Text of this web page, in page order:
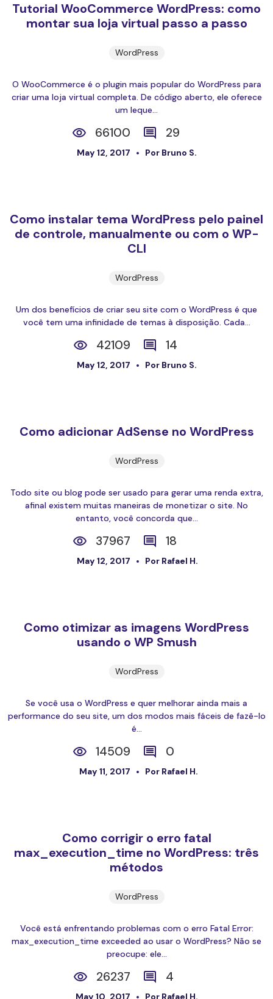
Tutorial WooCommerce WordPress: como
montar sua loja virtual passo a passo
WordPress
O WooCommerce é o plugin mais popular do WordPress para
criar uma loja virtual completa. De código aberto, ele oferece
um leque...
66100 29
May 12, 2017 Por Bruno S.
Como instalar tema WordPress pelo painel
de controle, manualmente ou com o WP-
CLI
WordPress
Um dos benefícios de criar seu site com o WordPress é que
você tem uma infinidade de temas à disposição. Cada...
42109 14
May 12, 2017 Por Bruno S.
Como adicionar AdSense no WordPress
WordPress
Todo site ou blog pode ser usado para gerar uma renda extra,
afinal existem muitas maneiras de monetizar o site. No
entanto, você concorda que...
37967 18
May 12, 2017 Por Rafael H.
Como otimizar as imagens WordPress
usando o WP Smush
WordPress
Se você usa o WordPress e quer melhorar ainda mais a
performance do seu site, um dos modos mais fáceis de fazê-lo
é...
14509 0
May 11, 2017 Por Rafael H.
Como corrigir o erro fatal
max_execution_time no WordPress: três
métodos
WordPress
Você está enfrentando problemas com o erro Fatal Error:
max_execution_time exceeded ao usar o WordPress? Não se
preocupe: ele...
26237 4
May 10, 2017 Por Rafael H.